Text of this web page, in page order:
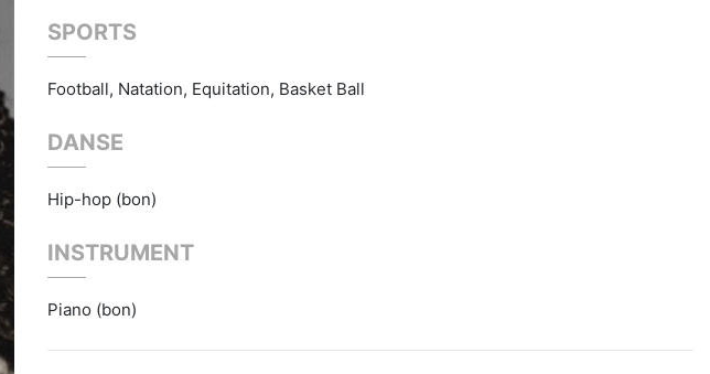
SPORTS
Football, Natation, Equitation, Basket Ball
DANSE
Hip-hop (bon)
INSTRUMENT
Piano (bon)